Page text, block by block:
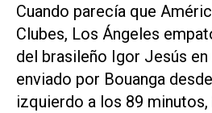
Cuando parecía que
Clubes, Los Ángeles
del brasileño Igor Jesús
enviado por Bouanga
izquierdo a los 89